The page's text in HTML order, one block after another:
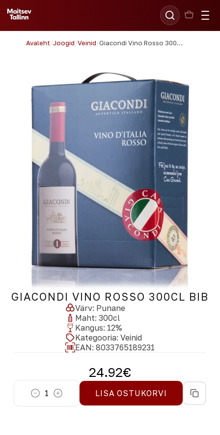
Avaleht/Joogid/Veinid/ Giacondi Vino Rosso 300cl BIB
GIACONDI VINO ROSSO 300CL BIB
Värv: Punane
Maht: 300cl
Kangus: 12%
Kategooria: Veinid
EAN: 8033765189231
24.92€
1 LISA OSTUKORVI